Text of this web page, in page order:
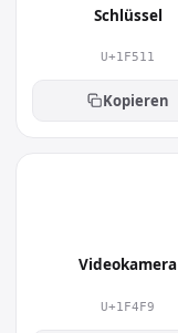
Schlüssel
U+1F511
Kopieren
Videokamera
U+1F4F9